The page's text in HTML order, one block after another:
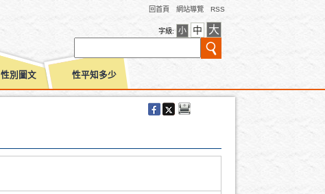
回首頁 網站導覽 RSS
字級: 小 中 大
性別圖文 性平知多少